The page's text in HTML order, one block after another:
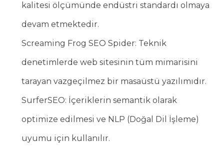
kalitesi ölçümünde endüstri standardı olmaya
devam etmektedir.
Screaming Frog SEO Spider: Teknik
denetimlerde web sitesinin tüm mimarisini
tarayan vazgeçilmez bir masaüstü yazılımıdır.
SurferSEO: İçeriklerin semantik olarak
optimize edilmesi ve NLP (Doğal Dil İşleme)
uyumu için kullanılır.